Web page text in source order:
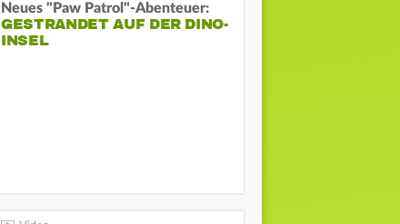
Neues "Paw Patrol"-Abenteuer:
GESTRANDET AUF DER DINO-
INSEL